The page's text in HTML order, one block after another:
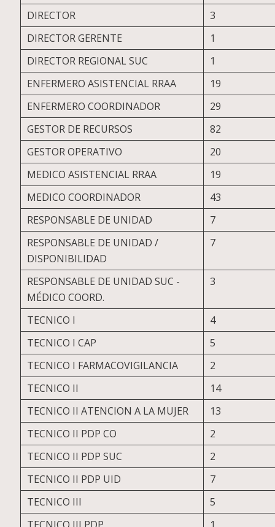
DIRECTOR
3
DIRECTOR GERENTE
1
DIRECTOR REGIONAL SUC
1
ENFERMERO ASISTENCIAL RRAA
19
ENFERMERO COORDINADOR
29
GESTOR DE RECURSOS
82
GESTOR OPERATIVO
20
MEDICO ASISTENCIAL RRAA
19
MEDICO COORDINADOR
43
RESPONSABLE DE UNIDAD
7
RESPONSABLE DE UNIDAD /
DISPONIBILIDAD
7
RESPONSABLE DE UNIDAD SUC -
MÉDICO COORD.
3
TECNICO I
4
TECNICO I CAP
5
TECNICO I FARMACOVIGILANCIA
2
TECNICO II
14
TECNICO II ATENCION A LA MUJER
13
TECNICO II PDP CO
2
TECNICO II PDP SUC
2
TECNICO II PDP UID
7
TECNICO III
5